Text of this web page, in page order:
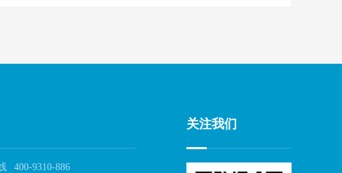
400-9310-886
关注我们